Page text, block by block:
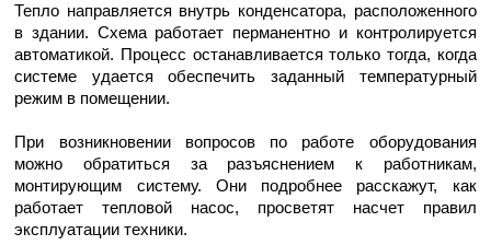
Тепло направляется внутрь конденсатора, расположенного
в здании. Схема работает перманентно и контролируется
автоматикой. Процесс останавливается только тогда, когда
системе удается обеспечить заданный температурный
режим в помещении.
При возникновении вопросов по работе оборудования
можно обратиться за разъяснением к работникам,
монтирующим систему. Они подробнее расскажут, как
работает тепловой насос, просветят насчет правил
эксплуатации техники.